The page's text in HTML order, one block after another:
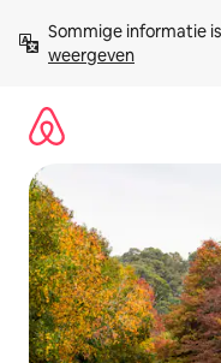
direct
naar
Sommige informatie
weergeven